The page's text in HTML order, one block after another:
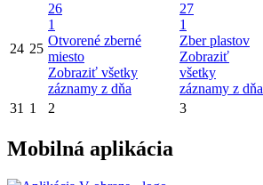
24 25
26
1
Otvorené zberné
miesto
Zobraziť všetky
záznamy z dňa
27
1
Zber plastov
Zobraziť
všetky
záznamy z dňa
31 1 2 3
Mobilná aplikácia